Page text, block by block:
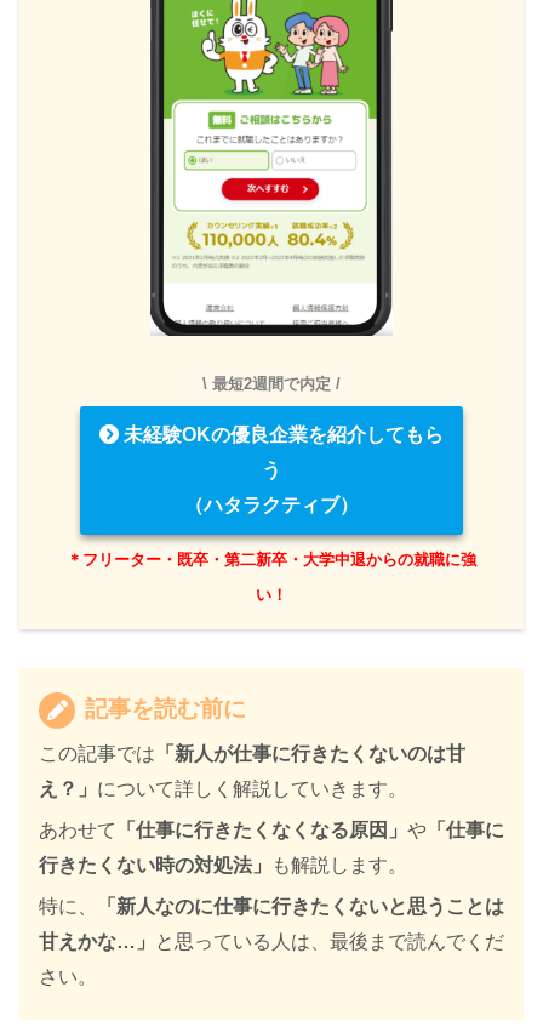
\ 最短2週間で内定 /
未経験OKの優良企業を紹介してもら
う
（ハタラクティブ）
＊フリーター・既卒・第二新卒・大学中退からの就職に強
い！
記事を読む前に
この記事では 「新人が仕事に行きたくないのは甘
え？」 について詳しく解説していきます。
あわせて
「仕事に行きたくなくなる原因」 や 「仕事に
行きたくない時の対処法」
も解説します。
特に、
「新人なのに仕事に行きたくないと思うことは
甘えかな…」
と思っている人は、最後まで読んでくだ
さい。